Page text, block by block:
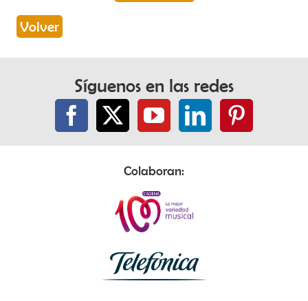
Volver
Síguenos en las redes
Colaboran: